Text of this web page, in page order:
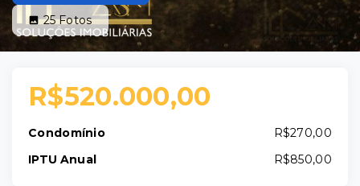
25Fotos
R$520.000,00
Condomínio
R$270,00
IPTU Anual
R$850,00